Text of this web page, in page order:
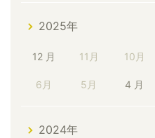
2025年
12 月 11月 10月
6月 5月 4 月
2024年